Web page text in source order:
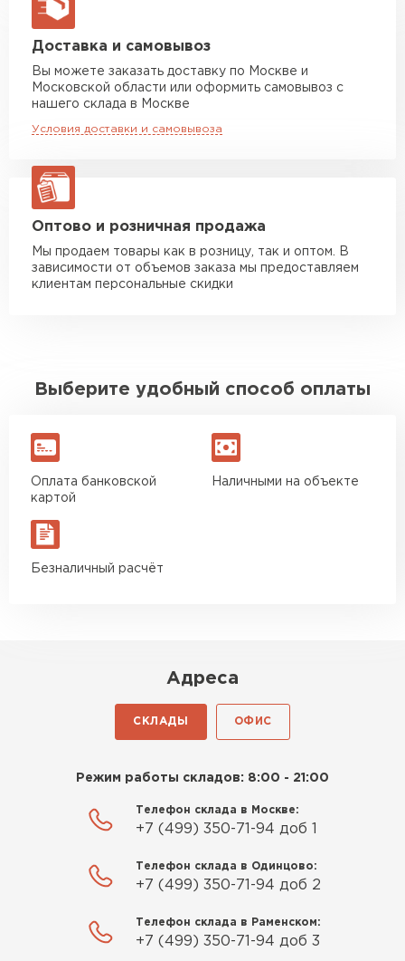
макс. длина груза 8 м
Машина до 20 тн до 80 м3
Манипулятор до 5 тн
макс. длина груза 6 м
от 7 000 руб
макс. длина груза 8 м
Манипулятор до 20 тн
макс. длина груза 13,5 м
ЗАКАЗАТЬ С ДОСТАВКОЙ
Доставка и самовывоз
Вы можете заказать доставку по Москве и
Московской области или оформить самовывоз с
нашего склада в Москве
Условия доставки и самовывоза
Оптово и розничная продажа
Мы продаем товары как в розницу, так и оптом. В
зависимости от объемов заказа мы предоставляем
клиентам персональные скидки
Выберите удобный способ оплаты
Оплата банковской
картой
Наличными на объекте
Безналичный расчёт
Адреса
СКЛАДЫ ОФИС
Режим работы складов: 8:00 - 21:00
Телефон склада в Москве:
+7 (499) 350-71-94 доб 1
Телефон склада в Одинцово:
+7 (499) 350-71-94 доб 2
Телефон склада в Раменском:
+7 (499) 350-71-94 доб 3